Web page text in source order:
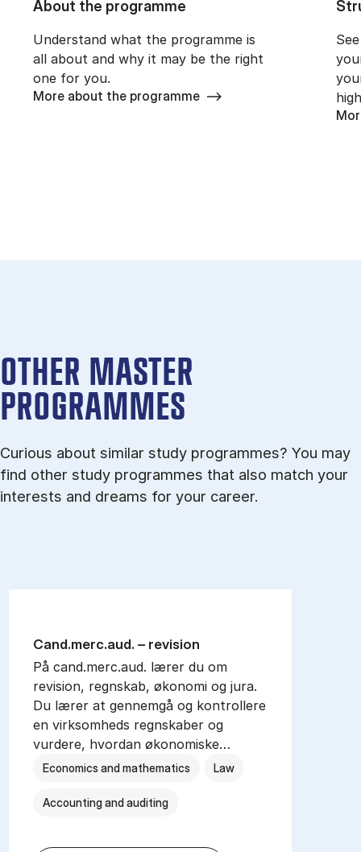
About the programme
Understand what the programme is
all about and why it may be the right
one for you.
More about the programme
OTHER MASTER
PROGRAMMES
Curious about similar study programmes? You may
find other study programmes that also match your
interests and dreams for your career.
Cand.merc.aud. – re­vi­sion
På cand.merc.aud. lærer du om
revision, regnskab, økonomi og jura.
Du lærer at gennemgå og kontrollere
en virksomheds regnskaber og
vurdere, hvordan økonomiske…
Economics and mathematics Law
Accounting and auditing